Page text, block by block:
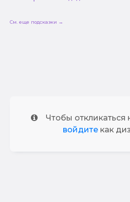
См. еще подсказки →
Чтобы
войдитекак